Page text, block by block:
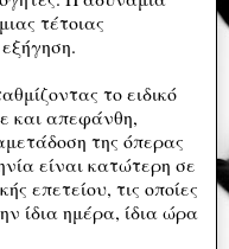
τέτοιας
το ειδικό
και απεφάνθη,
της όπερας
είναι κατώτερη σε
επετείου, τις οποίες
ίδια ημέρα, ίδια ώρα